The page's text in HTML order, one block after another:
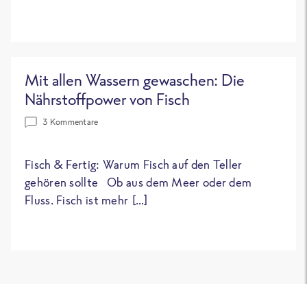
Mit allen Wassern gewaschen: Die
Nährstoffpower von Fisch
3 Kommentare
Fisch & Fertig: Warum Fisch auf den Teller
gehören sollte Ob aus dem Meer oder dem
Fluss. Fisch ist mehr […]